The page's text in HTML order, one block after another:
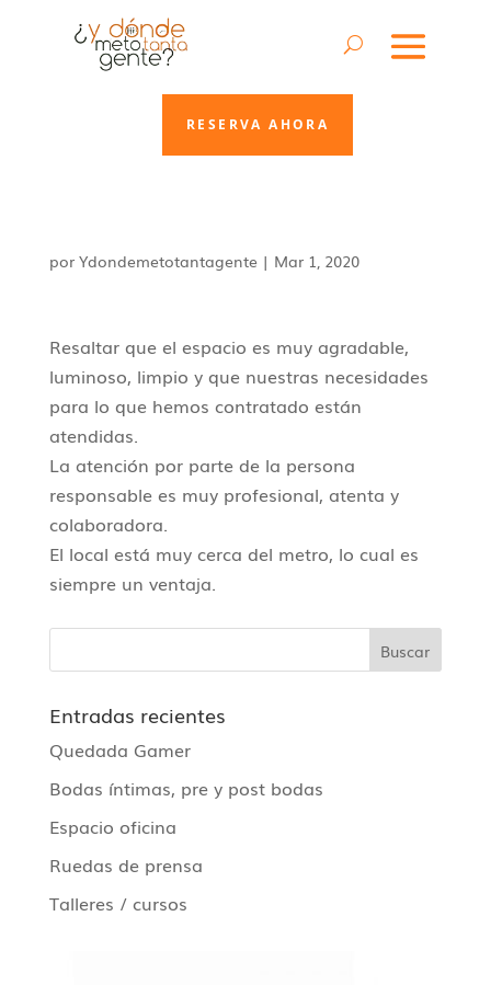
RESERVA AHORA
por Ydondemetotantagente| Mar 1, 2020
Resaltar que el espacio es muy agradable,
luminoso, limpio y que nuestras necesidades
para lo que hemos contratado están
atendidas.
La atención por parte de la persona
responsable es muy profesional, atenta y
colaboradora.
El local está muy cerca del metro, lo cual es
siempre un ventaja.
Entradas recientes
Quedada Gamer
Bodas íntimas, pre y post bodas
Espacio oficina
Ruedas de prensa
Talleres / cursos